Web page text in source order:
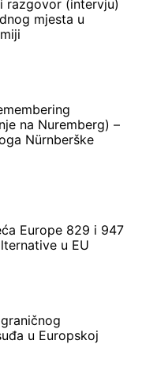
razgovor (intervju)
mjesta u
na Nuremberg) –
Nürnberške
Europe 829 i 947
u EU
u Europskoj